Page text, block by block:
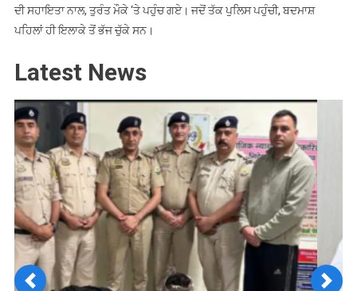
ਦੀ ਸਹਾਇਤਾ ਨਾਲ, ਤੁਰੰਤ ਮੌਕੇ ‘ਤੇ ਪਹੁੰਚ ਗਏ। ਜਦੋਂ ਤੱਕ ਪੁਲਿਸ ਪਹੁੰਚੀ, ਬਦਮਾਸ਼
ਪਹਿਲਾਂ ਹੀ ਇਲਾਕੇ ਤੋਂ ਭੱਜ ਚੁੱਕੇ ਸਨ।
Latest News